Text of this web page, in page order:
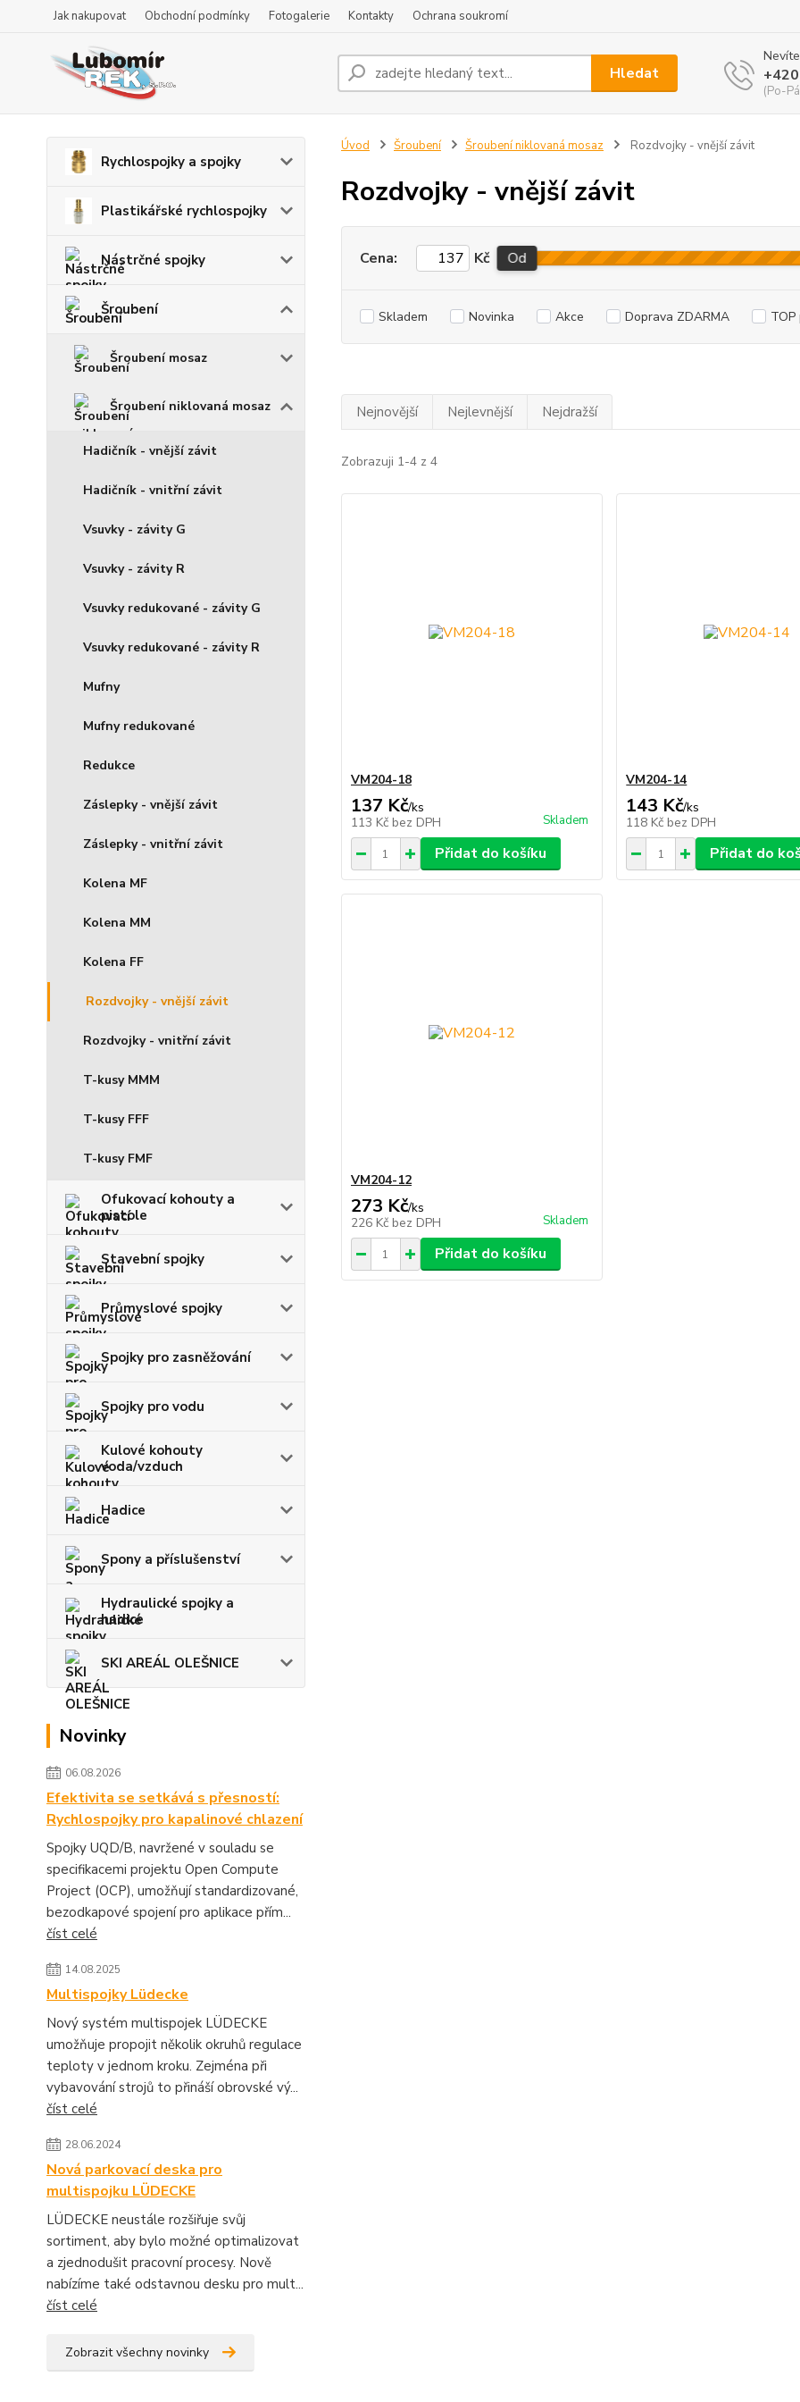
Jak nakupovat Obchodní podmínky Fotogalerie Kontakty Ochrana soukromí
Hledat
(Po-
Rychlospojky a spojky
Plastikářské rychlospojky
Nástrčné spojky
Šroubení
Šroubení mosaz
Šroubení niklovaná mosaz
Hadičník - vnější závit
Hadičník - vnitřní závit
Vsuvky - závity G
Vsuvky - závity R
Vsuvky redukované - závity G
Vsuvky redukované - závity R
Mufny
Mufny redukované
Redukce
Záslepky - vnější závit
Záslepky - vnitřní závit
Kolena MF
Kolena MM
Kolena FF
Rozdvojky - vnější závit
Rozdvojky - vnitřní závit
T-kusy MMM
T-kusy FFF
T-kusy FMF
Ofukovací kohouty a
pistole
Stavební spojky
Průmyslové spojky
Spojky pro zasněžování
Spojky pro vodu
Kulové kohouty
voda/vzduch
Hadice
Spony a příslušenství
Hydraulické spojky a
hadice
SKI AREÁL OLEŠNICE
Novinky
06.08.2026
Efektivita se setkává s přesností:
Rychlospojky pro kapalinové chlazení
Spojky UQD/B, navržené v souladu se
specifikacemi projektu Open Compute
Project (OCP), umožňují standardizované,
bezodkapové spojení pro aplikace přím...
číst celé
14.08.2025
Multispojky Lüdecke
Nový systém multispojek LÜDECKE
umožňuje propojit několik okruhů regulace
teploty v jednom kroku. Zejména při
vybavování strojů to přináší obrovské vý...
číst celé
28.06.2024
Nová parkovací deska pro
multispojku LÜDECKE
LÜDECKE neustále rozšiřuje svůj
sortiment, aby bylo možné optimalizovat
a zjednodušit pracovní procesy. Nově
nabízíme také odstavnou desku pro mult...
číst celé
Zobrazit všechny novinky
Úvod Šroubení Šroubení niklovaná mosaz Rozdvojky - vnější závit
Rozdvojky - vnější závit
Cena: Kč Od
Skladem Novinka Akce Doprava ZDARMA
Nejnovější Nejlevnější Nejdražší
Zobrazuji 1-4 z 4
VM204-18
137 Kč/ks
113 Kč bez DPH Skladem
Přidat do košíku
VM204-14
143 Kč/ks
118 Kč bez DPH
Přidat do
VM204-12
273 Kč/ks
226 Kč bez DPH Skladem
Přidat do košíku